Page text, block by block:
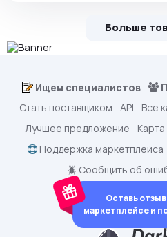
Больше
Ищем специалистов
Стать поставщиком
API Все
Лучшее предложение
Карта
Поддержка маркетплейса
🪲 Сообщить об
Оставь
маркетплейсе и